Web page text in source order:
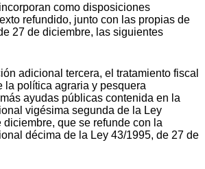
como disposiciones
refundido, junto con las propias de
27 de diciembre, las siguientes
adicional tercera, el tratamiento fiscal
la política agraria y pesquera
ayudas públicas contenida en la
vigésima segunda de la Ley
diciembre, que se refunde con la
décima de la Ley 43/1995, de 27 de